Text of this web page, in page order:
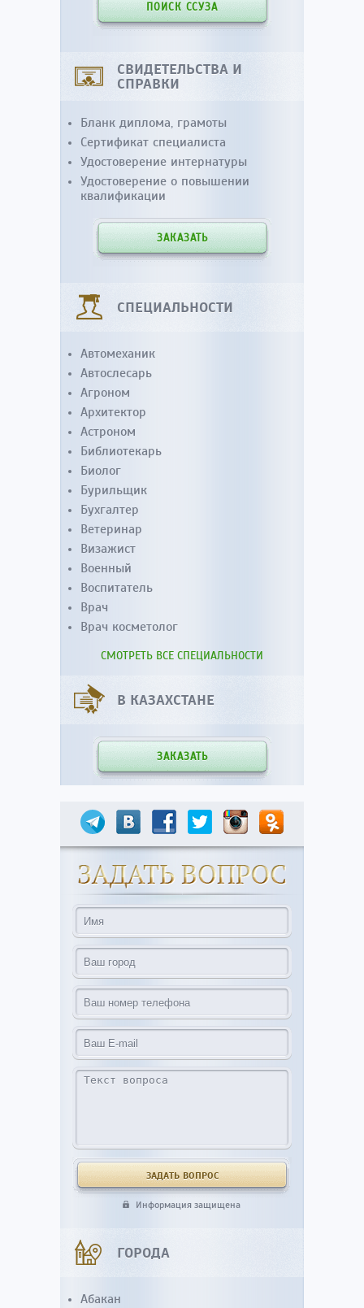
ПОИСК ССУЗА
СВИДЕТЕЛЬСТВА И
СПРАВКИ
Бланк диплома, грамоты
Сертификат специалиста
Удостоверение интернатуры
Удостоверение о повышении
квалификации
ЗАКАЗАТЬ
СПЕЦИАЛЬНОСТИ
Автомеханик
Автослесарь
Агроном
Архитектор
Астроном
Библиотекарь
Биолог
Бурильщик
Бухгалтер
Ветеринар
Визажист
Военный
Воспитатель
Врач
Врач косметолог
СМОТРЕТЬ ВСЕ СПЕЦИАЛЬНОСТИ
В КАЗАХСТАНЕ
ЗАКАЗАТЬ
Информация защищена
ГОРОДА
Абакан